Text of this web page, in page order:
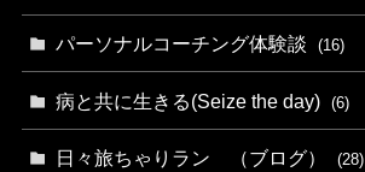
パーソナルコーチング体験談 (16)
病と共に生きる(Seize the day) (6)
日々旅ちゃりラン （ブログ） (28)